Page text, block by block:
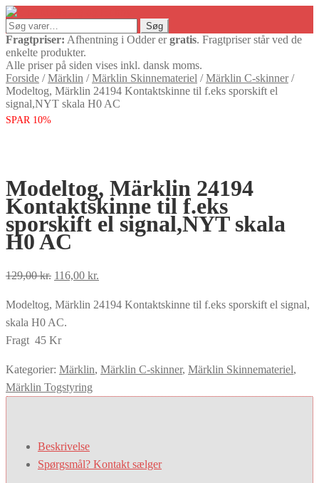
Søg
efter:
Søg
Fragtpriser: Afhentning i Odder ergratis. Fragtpriser står ved de
enkelte produkter.
Alle priser på siden vises inkl. dansk moms.
Forside /Märklin /Märklin Skinnemateriel /Märklin C-skinner/
Modeltog, Märklin 24194 Kontaktskinne til f.eks sporskift el
signal,NYT skala H0 AC
SPAR 10%
Modeltog, Märklin 24194
Kontaktskinne til f.eks
sporskift el signal,NYT skala
H0 AC
129,00kr. Den
pris
var:
129,00 kr..
116,00 kr.
pris
Modeltog, Märklin 24194 Kontaktskinne til f.eks sporskift el signal,
skala H0 AC.
Fragt 45 Kr
Kategorier: Märklin, Märklin C-skinner, Märklin Skinnemateriel,
Märklin Togstyring
Beskrivelse
Spørgsmål? Kontakt sælger